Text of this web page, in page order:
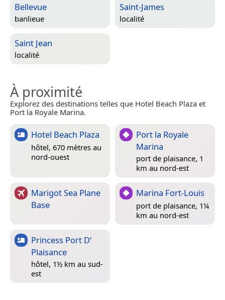
Bellevue
banlieue
Saint-James
localité
Saint Jean
localité
À proximité
Explorez des destinations telles que Hotel Beach Plaza et
Port la Royale Marina.
Hotel Beach Plaza
hôtel, 670 mètres au
nord-ouest
Port la Royale
Marina
port de plaisance, 1
km au nord-est
Marigot Sea Plane
Base
Marina Fort-Louis
port de plaisance, 1¼
km au nord-est
Princess Port D‘
Plaisance
hôtel, 1½ km au sud-
est